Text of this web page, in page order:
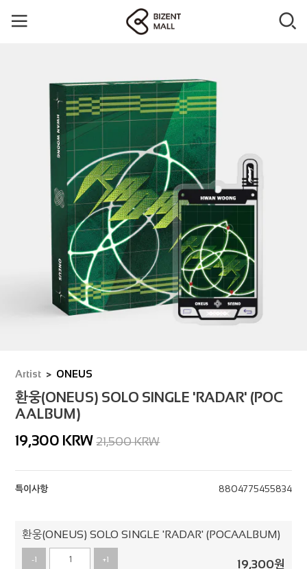
Artist ONEUS
환웅(ONEUS) SOLO SINGLE 'RADAR' (POC
AALBUM)
19,300 KRW21,500 KRW
특이사항 8804775455834
환웅(ONEUS) SOLO SINGLE 'RADAR' (POCAALBUM)
+1
-1 19,300원